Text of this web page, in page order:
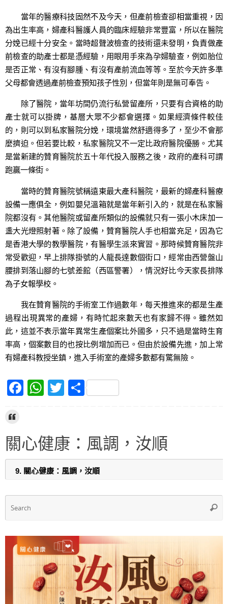
當年的醫療科技固然不及今天，但產前檢查卻相當重視，因
為出生率高，婦產科醫護人員的臨床經驗非常豐富，所以在醫院
分娩已經十分安全。當時超聲波檢查的技術還未發明，負責做產
前檢查的助產士都是憑經驗，用眼用手來為孕婦驗查，例如胎位
是否正常、有沒有腳腫、有沒有產前流血等等。至於今天許多準
父母都會透過產前檢查預知孩子性別，但當年則是無可奉告。
除了醫院，當年坊間仍流行私營留產所，只要有合資格的助
產士就可以掛牌，基層大眾不少都會選擇。如果經濟條件較佳
的，則可以到私家醫院分娩，環境當然舒適得多了，至少不會那
麼擠迫。但若要比較，私家醫院又不一定比政府醫院優勝。尤其
是當新建的贊育醫院於五十年代投入服務之後，政府的產科可謂
跑贏一條街。
當時的贊育醫院號稱遠東最大產科醫院，最新的婦產科醫療
設備一應俱全，例如嬰兒溫箱就是當年新引入的，就是在私家醫
院都沒有。其他醫院或留產所類似的設備就只有一張小木床加一
盞大光燈照射著。除了設備，贊育醫院人手也相當充足，因為它
是香港大學的教學醫院，有醫學生派來實習。那時候贊育醫院非
常受歡迎，早上排隊掛號的人龍長達數個街口，經常由西營盤山
腰排到落山腳的七號差館（西區警署），情況好比今天家長排隊
為子女報學校。
我在贊育醫院的手術室工作過數年，每天推進來的都是生產
過程出現異常的產婦，有時忙起來數天也有家歸不得。雖然如
此，這並不表示當年異常生產個案比外國多，只不過是當時生育
率高，個案數目的也按比例增加而已。但由於設備先進，加上常
有婦產科教授坐鎮，進入手術室的產婦多數都有驚無險。
F
e
b
o
k
W
s
A
p
T
er
S
e
關心健康：風調，汝順